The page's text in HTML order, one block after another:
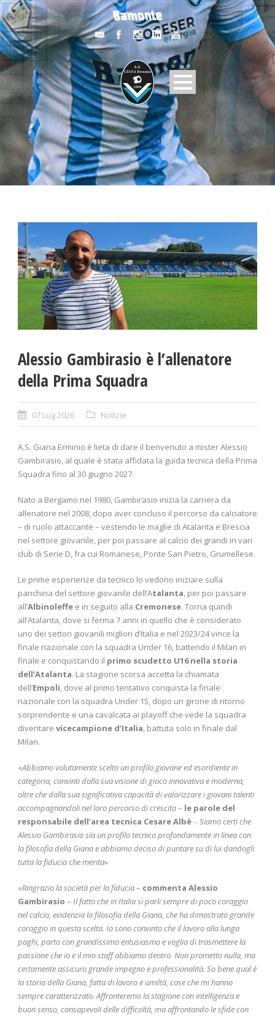
Alessio Gambirasio è l’allenatore
della Prima Squadra
07 Lug 2026 Notizie
A.S. Giana Erminio è lieta di dare il benvenuto a mister Alessio
Gambirasio, al quale è stata affidata la guida tecnica della Prima
Squadra fino al 30 giugno 2027.
Nato a Bergamo nel 1980, Gambirasio inizia la carriera da
allenatore nel 2008, dopo aver concluso il percorso da calciatore
– di ruolo attaccante – vestendo le maglie di Atalanta e Brescia
nel settore giovanile, per poi passare al calcio dei grandi in vari
club di Serie D, fra cui Romanese, Ponte San Pietro, Grumellese.
Le prime esperienze da tecnico lo vedono iniziare sulla
panchina del settore giovanile dell’Atalanta, per poi passare
all’Albinoleffe e in seguito alla Cremonese. Torna quindi
all’Atalanta, dove si ferma 7 anni in quello che è considerato
uno dei settori giovanili migliori d’Italia e nel 2023/24 vince la
finale nazionale con la squadra Under 16, battendo il Milan in
finale e conquistando il primo scudetto U16 nella storia
dell’Atalanta. La stagione scorsa accetta la chiamata
dell’Empoli, dove al primo tentativo conquista la finale
nazionale con la squadra Under 15, dopo un girone di ritorno
sorprendente e una cavalcata ai playoff che vede la squadra
diventare vicecampione d’Italia, battuta solo in finale dal
Milan.
«Abbiamo volutamente scelto un profilo giovane ed esordiente in
categoria, convinti dalla sua visione di gioco innovativa e moderna,
oltre che dallasua significativa capacità di valorizzare i giovani talenti
accompagnandoli nel loro percorso di crescita– le parole del
responsabile dell’area tecnica Cesare Albè-. Siamo certi che
Alessio Gambirasio sia un profilo tecnico profondamente in linea con
la filosofia della Giana e abbiamo deciso di puntare su di lui dandogli
tutta la fiducia che merita»
«Ringrazio la società per la fiducia– commenta Alessio
Gambirasio – Il fatto che in Italia si parli sempre di poco coraggio
nel calcio, evidenzia la filosofia della Giana, che ha dimostrato grande
coraggio in questa scelta. Io sono convinto che il lavoro alla lunga
paghi, parto con grandissimo entusiasmo e voglia di trasmettere la
passione che io e il mio staff abbiamo dentro. Non prometto nulla, ma
certamente assicuro grande impegno e professionalità. So bene qual è
la storia della Giana, fatta di lavoro e umiltà, cose che mi hanno
sempre caratterizzato. Affronteremo la stagione con intelligenza e
buon senso, consapevoli delle difficoltà, ma affrontando le sfide con